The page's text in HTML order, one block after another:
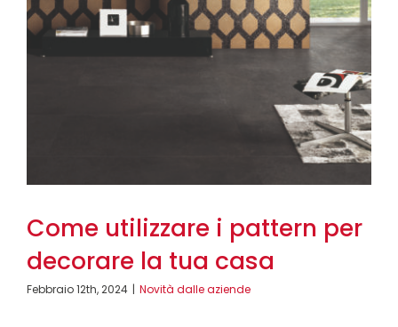
Come utilizzare i pattern per
decorare la tua casa
Febbraio 12th, 2024 | Novità dalle aziende